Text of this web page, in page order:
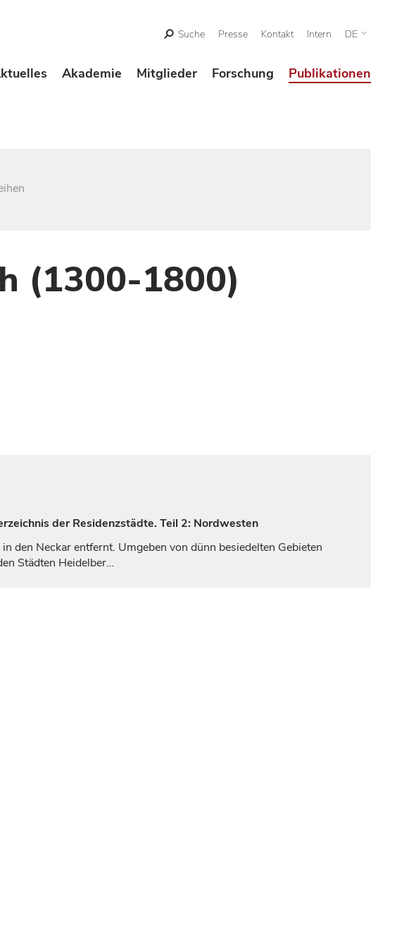
Suche Presse Kontakt Intern DE
Akademie Mitglieder Forschung Publikationen
(1300-1800)
der Residenzstädte. Teil 2: Nordwesten
den Neckar entfernt. Umgeben von dünn besiedelten Gebieten
Städten Heidelber…